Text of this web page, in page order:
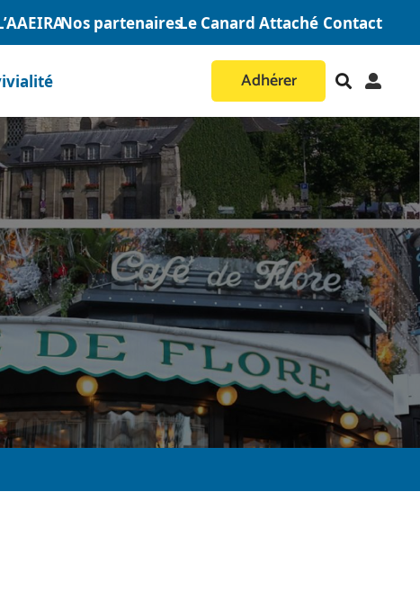
Nos partenairesLe Canard Attaché Contact
Adhérer